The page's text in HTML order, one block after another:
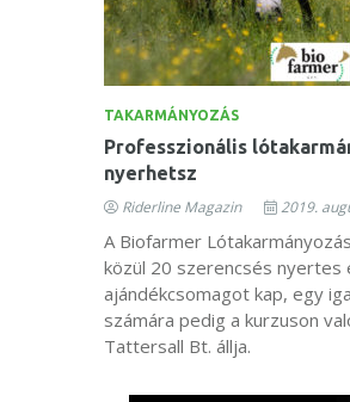
TAKARMÁNYOZÁS
Professzionális
nyerhetsz
Riderline Magazin 2019.
A Biofarmer
közül 20 szerencsés nyertes
ajándékcsomagot kap, egy
számára pedig a kurzuson
Tattersall Bt. állja.